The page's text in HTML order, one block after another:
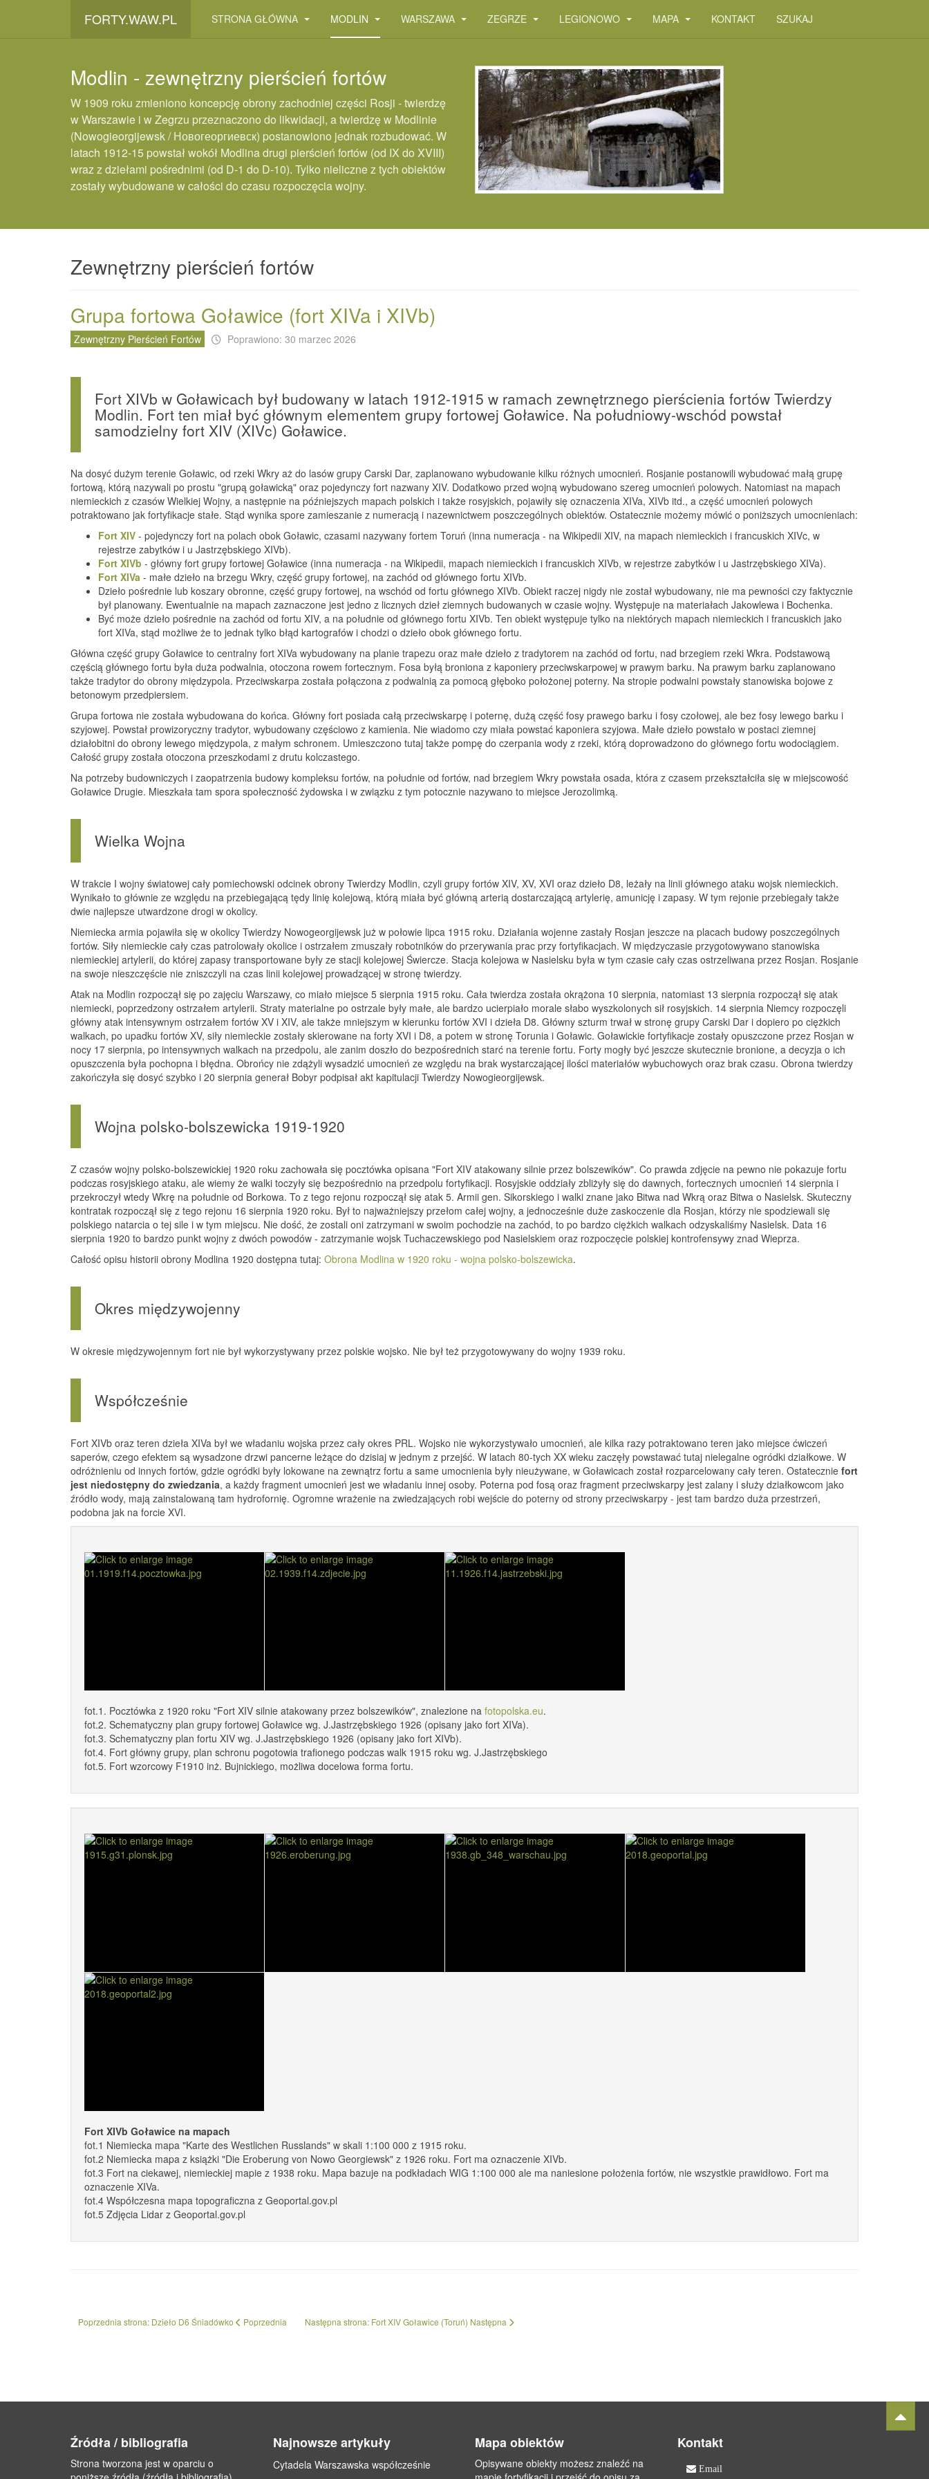
FORTY.WAW.PL STRONA GŁÓWNA MODLIN WARSZAWA ZEGRZE LEGIONOWO MAPA KONTAKT SZUKAJ
Modlin - zewnętrzny pierścień fortów
W 1909 roku zmieniono koncepcję obrony zachodniej części Rosji - twierdzę
w Warszawie i w Zegrzu przeznaczono do likwidacji, a twierdzę w Modlinie
(Nowogieorgijewsk / Новогеоргиевск) postanowiono jednak rozbudować. W
latach 1912-15 powstał wokół Modlina drugi pierścień fortów (od IX do XVIII)
wraz z dziełami pośrednimi (od D-1 do D-10). Tylko nieliczne z tych obiektów
zostały wybudowane w całości do czasu rozpoczęcia wojny.
Zewnętrzny pierścień fortów
Grupa fortowa Goławice (fort XIVa i XIVb)
Zewnętrzny Pierścień Fortów Poprawiono: 30 marzec 2026
Fort XIVb w Goławicach był budowany w latach 1912-1915 w ramach zewnętrznego pierścienia fortów Twierdzy
Modlin. Fort ten miał być głównym elementem grupy fortowej Goławice. Na południowy-wschód powstał
samodzielny fort XIV (XIVc) Goławice.
Na dosyć dużym terenie Goławic, od rzeki Wkry aż do lasów grupy Carski Dar, zaplanowano wybudowanie kilku różnych umocnień. Rosjanie postanowili wybudować małą grupę
fortową, którą nazywali po prostu "grupą goławicką" oraz pojedynczy fort nazwany XIV. Dodatkowo przed wojną wybudowano szereg umocnień polowych. Natomiast na mapach
niemieckich z czasów Wielkiej Wojny, a następnie na późniejszych mapach polskich i także rosyjskich, pojawiły się oznaczenia XIVa, XIVb itd., a część umocnień polowych
potraktowano jak fortyfikacje stałe. Stąd wynika spore zamieszanie z numeracją i nazewnictwem poszczególnych obiektów. Ostatecznie możemy mówić o poniższych umocnieniach:
Fort XIV - pojedynczy fort na polach obok Goławic, czasami nazywany fortem Toruń (inna numeracja - na Wikipedii XIV, na mapach niemieckich i francuskich XIVc, w
rejestrze zabytków i u Jastrzębskiego XIVb).
Fort XIVb - główny fort grupy fortowej Goławice (inna numeracja - na Wikipedii, mapach niemieckich i francuskich XIVb, w rejestrze zabytków i u Jastrzębskiego XIVa).
Fort XIVa - małe dzieło na brzegu Wkry, część grupy fortowej, na zachód od głównego fortu XIVb.
Dzieło pośrednie lub koszary obronne, część grupy fortowej, na wschód od fortu głównego XIVb. Obiekt raczej nigdy nie został wybudowany, nie ma pewności czy faktycznie
był planowany. Ewentualnie na mapach zaznaczone jest jedno z licznych dzieł ziemnych budowanych w czasie wojny. Występuje na materiałach Jakowlewa i Bochenka.
Być może dzieło pośrednie na zachód od fortu XIV, a na południe od głównego fortu XIVb. Ten obiekt występuje tylko na niektórych mapach niemieckich i francuskich jako
fort XIVa, stąd możliwe że to jednak tylko błąd kartografów i chodzi o dzieło obok głównego fortu.
Główna część grupy Goławice to centralny fort XIVa wybudowany na planie trapezu oraz małe dzieło z tradytorem na zachód od fortu, nad brzegiem rzeki Wkra. Podstawową
częścią głównego fortu była duża podwalnia, otoczona rowem fortecznym. Fosa byłą broniona z kaponiery przeciwskarpowej w prawym barku. Na prawym barku zaplanowano
także tradytor do obrony międzypola. Przeciwskarpa została połączona z podwalnią za pomocą głęboko położonej poterny. Na stropie podwalni powstały stanowiska bojowe z
betonowym przedpiersiem.
Grupa fortowa nie została wybudowana do końca. Główny fort posiada całą przeciwskarpę i poternę, dużą część fosy prawego barku i fosy czołowej, ale bez fosy lewego barku i
szyjowej. Powstał prowizoryczny tradytor, wybudowany częściowo z kamienia. Nie wiadomo czy miała powstać kaponiera szyjowa. Małe dzieło powstało w postaci ziemnej
działobitni do obrony lewego międzypola, z małym schronem. Umieszczono tutaj także pompę do czerpania wody z rzeki, którą doprowadzono do głównego fortu wodociągiem.
Całość grupy została otoczona przeszkodami z drutu kolczastego.
Na potrzeby budowniczych i zaopatrzenia budowy kompleksu fortów, na południe od fortów, nad brzegiem Wkry powstała osada, która z czasem przekształciła się w miejscowość
Goławice Drugie. Mieszkała tam spora społeczność żydowska i w związku z tym potocznie nazywano to miejsce Jerozolimką.
Wielka Wojna
W trakcie I wojny światowej cały pomiechowski odcinek obrony Twierdzy Modlin, czyli grupy fortów XIV, XV, XVI oraz dzieło D8, leżały na linii głównego ataku wojsk niemieckich.
Wynikało to głównie ze względu na przebiegającą tędy linię kolejową, którą miała być główną arterią dostarczającą artylerię, amunicję i zapasy. W tym rejonie przebiegały także
dwie najlepsze utwardzone drogi w okolicy.
Niemiecka armia pojawiła się w okolicy Twierdzy Nowogeorgijewsk już w połowie lipca 1915 roku. Działania wojenne zastały Rosjan jeszcze na placach budowy poszczególnych
fortów. Siły niemieckie cały czas patrolowały okolice i ostrzałem zmuszały robotników do przerywania prac przy fortyfikacjach. W międzyczasie przygotowywano stanowiska
niemieckiej artylerii, do której zapasy transportowane były ze stacji kolejowej Świercze. Stacja kolejowa w Nasielsku była w tym czasie cały czas ostrzeliwana przez Rosjan. Rosjanie
na swoje nieszczęście nie zniszczyli na czas linii kolejowej prowadzącej w stronę twierdzy.
Atak na Modlin rozpoczął się po zajęciu Warszawy, co miało miejsce 5 sierpnia 1915 roku. Cała twierdza została okrążona 10 sierpnia, natomiast 13 sierpnia rozpoczął się atak
niemiecki, poprzedzony ostrzałem artylerii. Straty materialne po ostrzale były małe, ale bardzo ucierpiało morale słabo wyszkolonych sił rosyjskich. 14 sierpnia Niemcy rozpoczęli
główny atak intensywnym ostrzałem fortów XV i XIV, ale także mniejszym w kierunku fortów XVI i dzieła D8. Główny szturm trwał w stronę grupy Carski Dar i dopiero po ciężkich
walkach, po upadku fortów XV, siły niemieckie zostały skierowane na forty XVI i D8, a potem w stronę Torunia i Goławic. Goławickie fortyfikacje zostały opuszczone przez Rosjan w
nocy 17 sierpnia, po intensywnych walkach na przedpolu, ale zanim doszło do bezpośrednich starć na terenie fortu. Forty mogły być jeszcze skutecznie bronione, a decyzja o ich
opuszczenia była pochopna i błędna. Obrońcy nie zdążyli wysadzić umocnień ze względu na brak wystarczającej ilości materiałów wybuchowych oraz brak czasu. Obrona twierdzy
zakończyła się dosyć szybko i 20 sierpnia generał Bobyr podpisał akt kapitulacji Twierdzy Nowogieorgijewsk.
Wojna polsko-bolszewicka 1919-1920
Z czasów wojny polsko-bolszewickiej 1920 roku zachowała się pocztówka opisana "Fort XIV atakowany silnie przez bolszewików". Co prawda zdjęcie na pewno nie pokazuje fortu
podczas rosyjskiego ataku, ale wiemy że walki toczyły się bezpośrednio na przedpolu fortyfikacji. Rosyjskie oddziały zbliżyły się do dawnych, fortecznych umocnień 14 sierpnia i
przekroczył wtedy Wkrę na południe od Borkowa. To z tego rejonu rozpoczął się atak 5. Armii gen. Sikorskiego i walki znane jako Bitwa nad Wkrą oraz Bitwa o Nasielsk. Skuteczny
kontratak rozpoczął się z tego rejonu 16 sierpnia 1920 roku. Był to najważniejszy przełom całej wojny, a jednocześnie duże zaskoczenie dla Rosjan, którzy nie spodziewali się
polskiego natarcia o tej sile i w tym miejscu. Nie dość, że zostali oni zatrzymani w swoim pochodzie na zachód, to po bardzo ciężkich walkach odzyskaliśmy Nasielsk. Data 16
sierpnia 1920 to bardzo punkt wojny z dwóch powodów - zatrzymanie wojsk Tuchaczewskiego pod Nasielskiem oraz rozpoczęcie polskiej kontrofensywy znad Wieprza.
Całość opisu historii obrony Modlina 1920 dostępna tutaj: Obrona Modlina w 1920 roku - wojna polsko-bolszewicka.
Okres międzywojenny
W okresie międzywojennym fort nie był wykorzystywany przez polskie wojsko. Nie był też przygotowywany do wojny 1939 roku.
Współcześnie
Fort XIVb oraz teren dzieła XIVa był we władaniu wojska przez cały okres PRL. Wojsko nie wykorzystywało umocnień, ale kilka razy potraktowano teren jako miejsce ćwiczeń
saperów, czego efektem są wysadzone drzwi pancerne leżące do dzisiaj w jednym z przejść. W latach 80-tych XX wieku zaczęły powstawać tutaj nielegalne ogródki działkowe. W
odróżnieniu od innych fortów, gdzie ogródki były lokowane na zewnątrz fortu a same umocnienia były nieużywane, w Goławicach został rozparcelowany cały teren. Ostatecznie fort
jest niedostępny do zwiedzania, a każdy fragment umocnień jest we władaniu innej osoby. Poterna pod fosą oraz fragment przeciwskarpy jest zalany i służy działkowcom jako
źródło wody, mają zainstalowaną tam hydrofornię. Ogromne wrażenie na zwiedzających robi wejście do poterny od strony przeciwskarpy - jest tam bardzo duża przestrzeń,
podobna jak na forcie XVI.
fot.1. Pocztówka z 1920 roku "Fort XIV silnie atakowany przez bolszewików", znalezione na fotopolska.eu.
fot.2. Schematyczny plan grupy fortowej Goławice wg. J.Jastrzębskiego 1926 (opisany jako fort XIVa).
fot.3. Schematyczny plan fortu XIV wg. J.Jastrzębskiego 1926 (opisany jako fort XIVb).
fot.4. Fort główny grupy, plan schronu pogotowia trafionego podczas walk 1915 roku wg. J.Jastrzębskiego
fot.5. Fort wzorcowy F1910 inż. Bujnickiego, możliwa docelowa forma fortu.
Fort XIVb Goławice na mapach
fot.1 Niemiecka mapa "Karte des Westlichen Russlands" w skali 1:100 000 z 1915 roku.
fot.2 Niemiecka mapa z książki "Die Eroberung von Nowo Georgiewsk" z 1926 roku. Fort ma oznaczenie XIVb.
fot.3 Fort na ciekawej, niemieckiej mapie z 1938 roku. Mapa bazuje na podkładach WIG 1:100 000 ale ma naniesione położenia fortów, nie wszystkie prawidłowo. Fort ma
oznaczenie XIVa.
fot.4 Współczesna mapa topograficzna z Geoportal.gov.pl
fot.5 Zdjęcia Lidar z Geoportal.gov.pl
Poprzednia strona: Dzieło D6 Śniadówko Poprzednia Następna strona: Fort XIV Goławice (Toruń) Następna
Źródła / bibliografia
Strona tworzona jest w oparciu o
Najnowsze artykuły
Cytadela Warszawska współcześnie
Mapa obiektów
Opisywane obiekty możesz znaleźć na
Kontakt
Email